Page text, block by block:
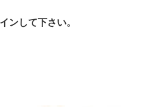
ンして下さい。